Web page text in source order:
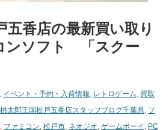
五香店の最新買い取り
ンソフト 「スクー
, イベント・予約・入荷情報, レトロゲーム, 買取
桃太郎王国松戸五香店スタッフブログ千葉県, フ
, ファミコン, 松戸市, ネオジオ, ゲームボーイ , PC